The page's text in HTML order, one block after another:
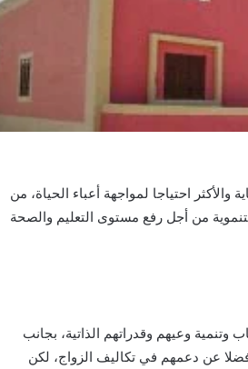
احتياجا لمواجهة أعباء الحياة، من
من أجل رفع مستوى التعليم والصحة
وعيهم وقدراتهم الذاتية، بجانب
عن دعمهم في تكاليف الزواج، لكن